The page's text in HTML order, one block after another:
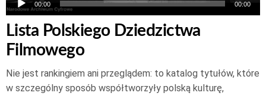
00:00 00:00
Lista Polskiego Dziedzictwa
Filmowego
Nie jest rankingiem ani przeglądem: to katalog tytułów, które
w szczególny sposób współtworzyły polską kulturę,